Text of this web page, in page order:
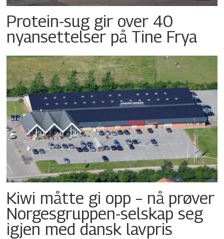
Protein-sug gir over 40
nyansettelser på Tine Frya
Kiwi måtte gi opp – nå prøver
Norgesgruppen-selskap seg
igjen med dansk lavpris